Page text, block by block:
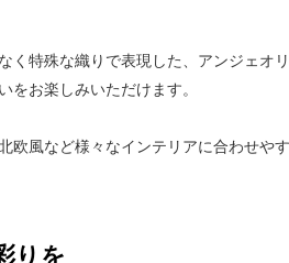
く特殊な織りで表現した、アンジェオ
をお楽しみいただけます。
欧風など様々なインテリアに合わせや
りを